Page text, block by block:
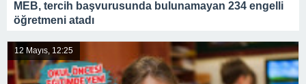
MEB, tercih başvurusunda bulunamayan 234 engelli
öğretmeni atadı
12 Mayıs, 12:25